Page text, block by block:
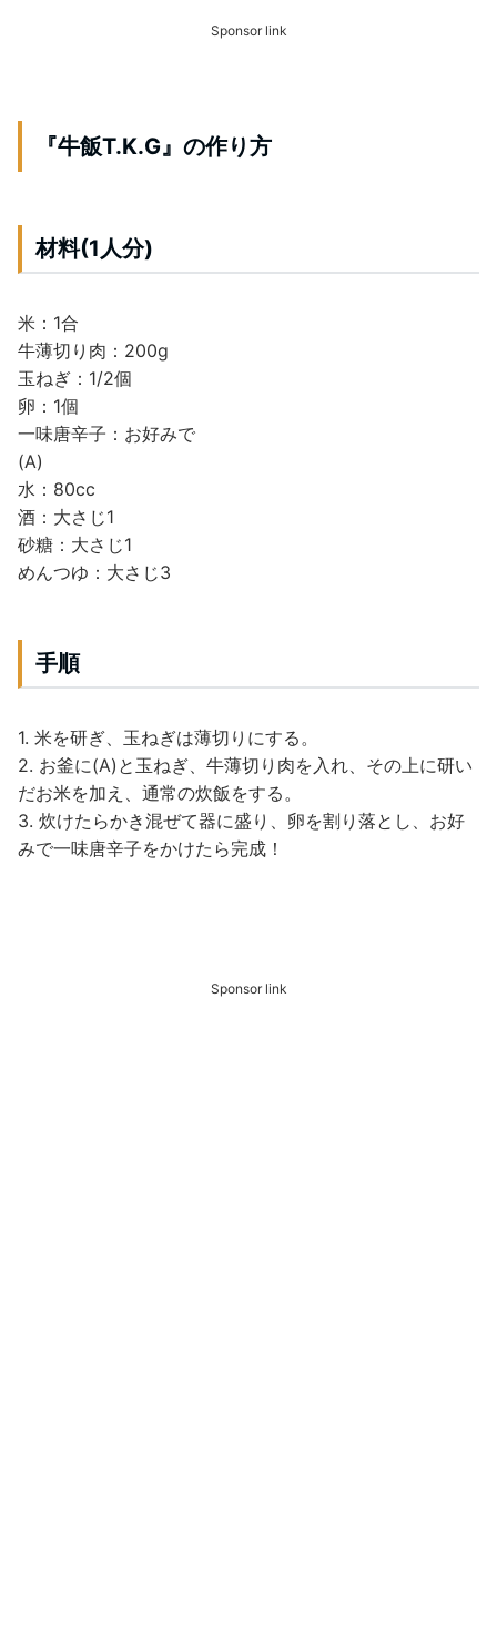
Sponsor link
『牛飯T.K.G』の作り方
材料(1人分)
米：1合
牛薄切り肉：200g
玉ねぎ：1/2個
卵：1個
一味唐辛子：お好みで
(A)
水：80cc
酒：大さじ1
砂糖：大さじ1
めんつゆ：大さじ3
手順
1. 米を研ぎ、玉ねぎは薄切りにする。
2. お釜に(A)と玉ねぎ、牛薄切り肉を入れ、その上に研い
だお米を加え、通常の炊飯をする。
3. 炊けたらかき混ぜて器に盛り、卵を割り落とし、お好
みで一味唐辛子をかけたら完成！
Sponsor link